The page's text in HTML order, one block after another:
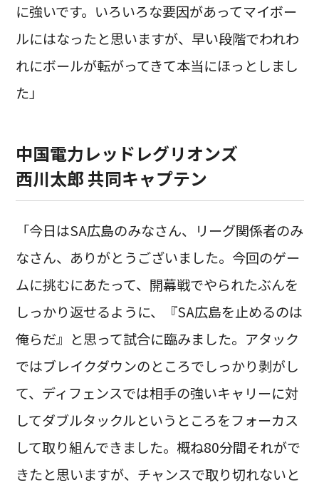
に強いです。いろいろな要因があってマイボー
ルにはなったと思いますが、早い段階でわれわ
れにボールが転がってきて本当にほっとしまし
た」
中国電力レッドレグリオンズ
西川太郎 共同キャプテン
「今日はSA広島のみなさん、リーグ関係者のみ
なさん、ありがとうございました。今回のゲー
ムに挑むにあたって、開幕戦でやられたぶんを
しっかり返せるように、『SA広島を止めるのは
俺らだ』と思って試合に臨みました。アタック
ではブレイクダウンのところでしっかり剥がし
て、ディフェンスでは相手の強いキャリーに対
してダブルタックルというところをフォーカス
して取り組んできました。概ね80分間それがで
きたと思いますが、チャンスで取り切れないと